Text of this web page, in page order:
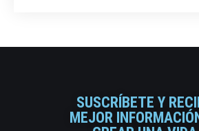
SUSCRÍBETE Y
MEJOR